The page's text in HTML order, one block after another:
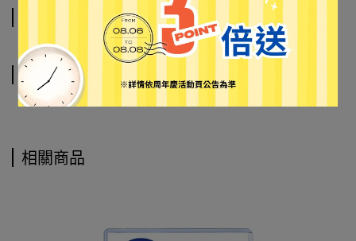
運送方式
相關商品